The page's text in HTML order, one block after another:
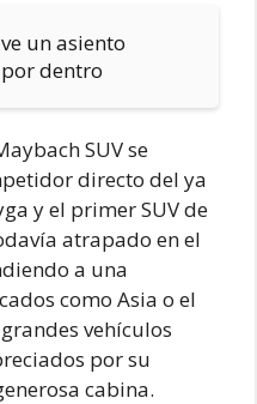
un asiento
por dentro
SUV se
directo del ya
y el primer SUV de
atrapado en el
a una
como Asia o el
vehículos
por su
cabina.